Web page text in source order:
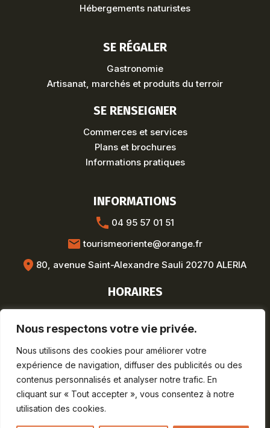
Nous respectons votre vie privée.
Nous utilisons des cookies pour améliorer votre
expérience de navigation, diffuser des publicités ou des
contenus personnalisés et analyser notre trafic. En
cliquant sur « Tout accepter », vous consentez à notre
utilisation des cookies.
Hébergements naturistes
SE RÉGALER
Gastronomie
Artisanat, marchés et produits du terroir
SE RENSEIGNER
Commerces et services
Plans et brochures
Informations pratiques
INFORMATIONS
04 95 57 01 51
tourismeoriente@orange.fr
80, avenue Saint-Alexandre Sauli 20270 ALERIA
HORAIRES
Lun-Ven : 8h30-12h / 13h30-17h
Lun-Sam : 9h-19h
Dim : 9h-12h30